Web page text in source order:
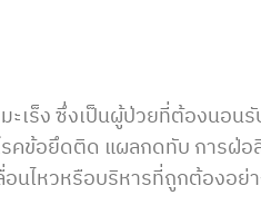
เร็ง ซึ่งเป็นผู้ป่วยที่ต้องนอน
รคข้อยึดติด แผลกดทับ การฝ่
นไหวหรือบริหารที่ถูกต้องอย่